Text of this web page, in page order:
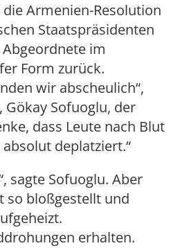
Armenien-Resolution
Staatspräsidenten
im
Form zurück.
wir abscheulich“,
Gökay Sofuoglu, der
dass Leute nach Blut
deplatziert.“
sagte Sofuoglu. Aber
so bloßgestellt und
erhalten.